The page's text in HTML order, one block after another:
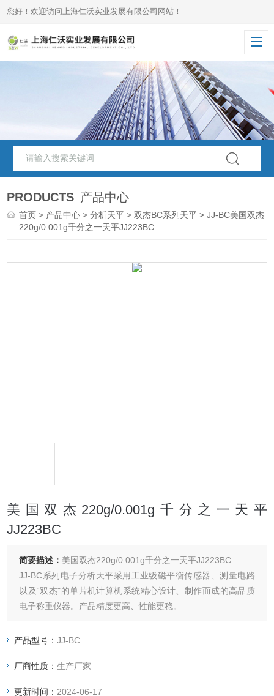
您好！欢迎访问上海仁沃实业发展有限公司网站！
PRODUCTS 产品中心
首页 > 产品中心 >分析天平 >双杰BC系列天平 > JJ-BC美国双杰
220g/0.001g千分之一天平JJ223BC
美国双杰220g/0.001g千分之一天平
JJ223BC
简要描述： 美国双杰220g/0.001g千分之一天平JJ223BC
JJ-BC系列电子分析天平采用工业级磁平衡传感器、测量电路
以及“双杰"的单片机计算机系统精心设计、制作而成的高品质
电子称重仪器。产品精度更高、性能更稳。
产品型号：JJ-BC
厂商性质：生产厂家
更新时间： 2024-06-17